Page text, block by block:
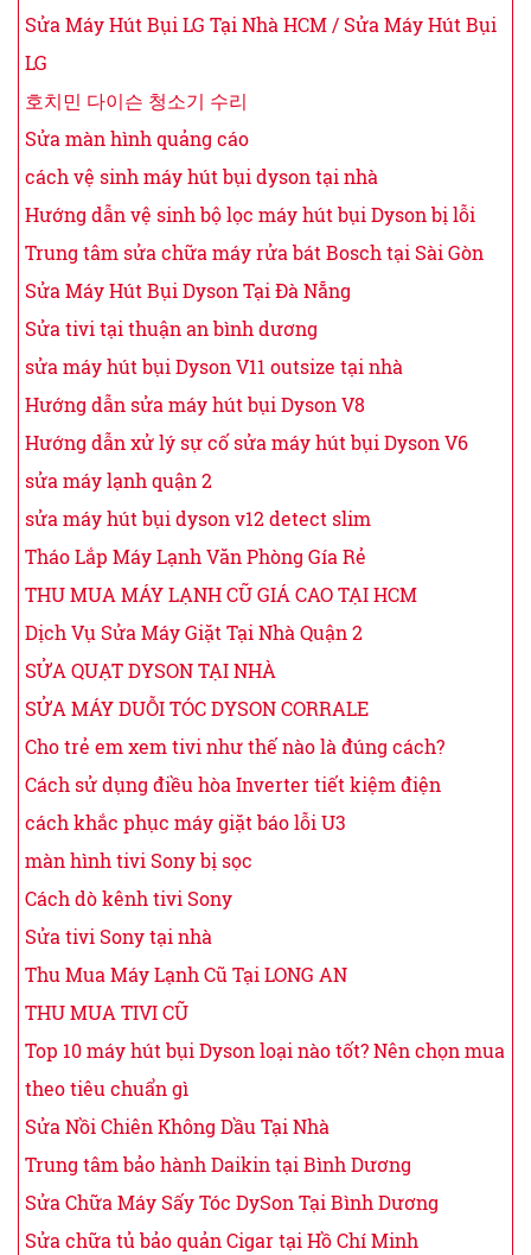
Sửa Máy Hút Bụi LG Tại Nhà HCM / Sửa Máy Hút Bụi
LG
호치민 다이슨 청소기 수리
Sửa màn hình quảng cáo
cách vệ sinh máy hút bụi dyson tại nhà
Hướng dẫn vệ sinh bộ lọc máy hút bụi Dyson bị lỗi
Trung tâm sửa chữa máy rửa bát Bosch tại Sài Gòn
Sửa Máy Hút Bụi Dyson Tại Đà Nẵng
Sửa tivi tại thuận an bình dương
sửa máy hút bụi Dyson V11 outsize tại nhà
Hướng dẫn sửa máy hút bụi Dyson V8
Hướng dẫn xử lý sự cố sửa máy hút bụi Dyson V6
sửa máy lạnh quận 2
sửa máy hút bụi dyson v12 detect slim
Tháo Lắp Máy Lạnh Văn Phòng Gía Rẻ
THU MUA MÁY LẠNH CŨ GIÁ CAO TẠI HCM
Dịch Vụ Sửa Máy Giặt Tại Nhà Quận 2
SỬA QUẠT DYSON TẠI NHÀ
SỬA MÁY DUỖI TÓC DYSON CORRALE
Cho trẻ em xem tivi như thế nào là đúng cách?
Cách sử dụng điều hòa Inverter tiết kiệm điện
cách khắc phục máy giặt báo lỗi U3
màn hình tivi Sony bị sọc
Cách dò kênh tivi Sony
Sửa tivi Sony tại nhà
Thu Mua Máy Lạnh Cũ Tại LONG AN
THU MUA TIVI CŨ
Top 10 máy hút bụi Dyson loại nào tốt? Nên chọn mua
theo tiêu chuẩn gì
Sửa Nồi Chiên Không Dầu Tại Nhà
Trung tâm bảo hành Daikin tại Bình Dương
Sửa Chữa Máy Sấy Tóc DySon Tại Bình Dương
Sửa chữa tủ bảo quản Cigar tại Hồ Chí Minh